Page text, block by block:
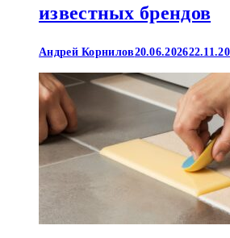
известных брендов
Андрей Корнилов20.06.2026